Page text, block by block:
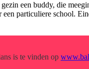
een buddy, die
een particuliere school.
is te vinden op